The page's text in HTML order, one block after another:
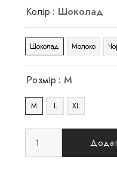
Колір : Шоколад
Шоколад Молоко
Розмір : M
M L XL